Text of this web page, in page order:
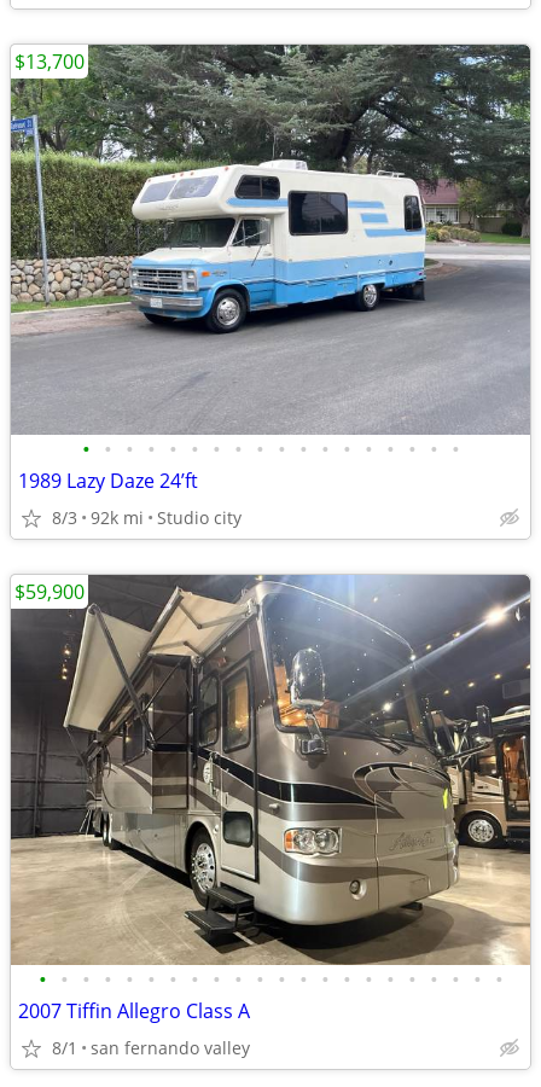
• • • • • • • • • • • • • • • • • •
1989 Lazy Daze 24’ft
8/3 92k mi Studio city
$13,700
• • • • • • • • • • • • • • • • • • • • • •
2007 Tiffin Allegro Class A
8/1 san fernando valley
$59,900